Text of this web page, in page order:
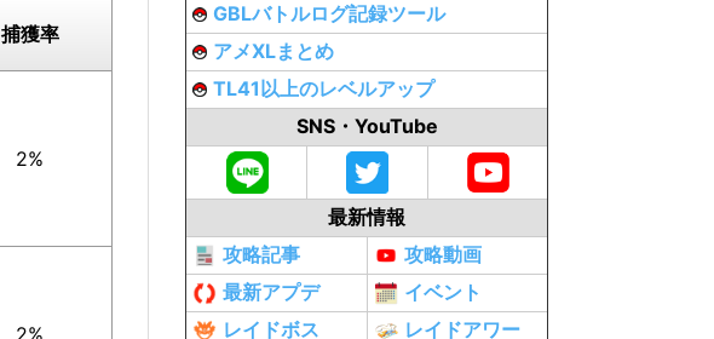
捕獲率
2%
GBLバトルログ記録ツール
アメXLまとめ
TL41以上のレベルアップ
SNS・YouTube
最新情報
攻略記事
攻略動画
最新アプデ
イベント
レイドボス
レイドアワー